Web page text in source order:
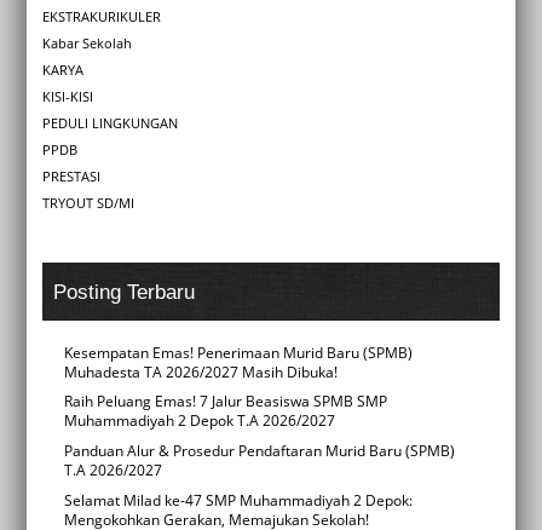
EKSTRAKURIKULER
Kabar Sekolah
KARYA
KISI-KISI
PEDULI LINGKUNGAN
PPDB
PRESTASI
TRYOUT SD/MI
Posting Terbaru
Kesempatan Emas! Penerimaan Murid Baru (SPMB)
Muhadesta TA 2026/2027 Masih Dibuka!
Raih Peluang Emas! 7 Jalur Beasiswa SPMB SMP
Muhammadiyah 2 Depok T.A 2026/2027
Panduan Alur & Prosedur Pendaftaran Murid Baru (SPMB)
T.A 2026/2027
Selamat Milad ke-47 SMP Muhammadiyah 2 Depok:
Mengokohkan Gerakan, Memajukan Sekolah!